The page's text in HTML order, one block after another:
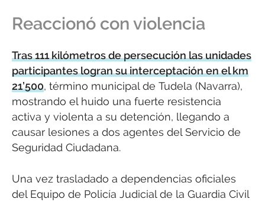
Reaccionó con violencia
Tras 111 kilómetros de persecución las unidades
participantes logran su interceptación en el km
21’500, término municipal de Tudela (Navarra),
mostrando el huido una fuerte resistencia
activa y violenta a su detención, llegando a
causar lesiones a dos agentes del Servicio de
Seguridad Ciudadana.
Una vez trasladado a dependencias oficiales
del Equipo de Policía Judicial de la Guardia Civil